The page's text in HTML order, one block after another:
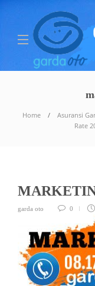
Home
Asuransi
Rate
garda oto 0